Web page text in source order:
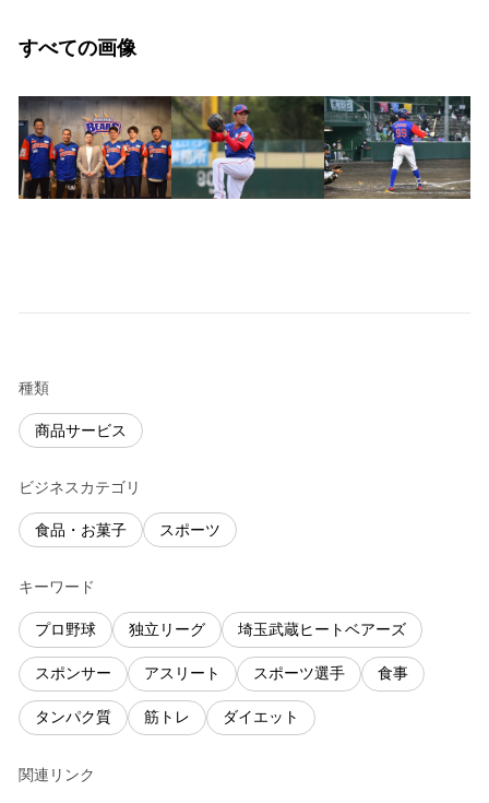
すべての画像
種類
商品サービス
ビジネスカテゴリ
食品・お菓子 スポーツ
キーワード
プロ野球 独立リーグ 埼玉武蔵ヒートベアーズ
スポンサー アスリート スポーツ選手 食事
タンパク質 筋トレ ダイエット
関連リンク